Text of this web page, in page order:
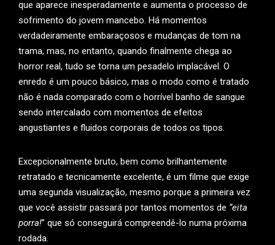
que aparece inesperadamente e aumenta o processo de
sofrimento do jovem mancebo. Há momentos
verdadeiramente embaraçosos e mudanças de tom na
trama, mas, no entanto, quando finalmente chega ao
horror real, tudo se torna um pesadelo implacável. O
enredo é um pouco básico, mas o modo como é tratado
não é nada comparado com o horrível banho de sangue
sendo intercalado com momentos de efeitos
angustiantes e fluidos corporais de todos os tipos.
Excepcionalmente bruto, bem como brilhantemente
retratado e tecnicamente excelente, é um filme que exige
uma segunda visualização, mesmo porque a primeira vez
que você assistir passará por tantos momentos de “eita
porra!” que só conseguirá compreendê-lo numa próxima
rodada.